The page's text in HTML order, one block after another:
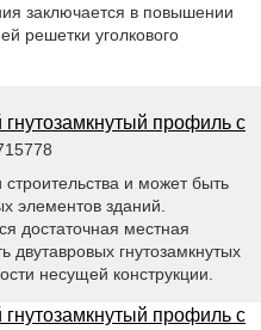
заключается в повышении
решетки уголкового
профиль с
строительства и может быть
элементов зданий.
достаточная местная
двутавровых гнутозамкнутых
несущей конструкции.
профиль с